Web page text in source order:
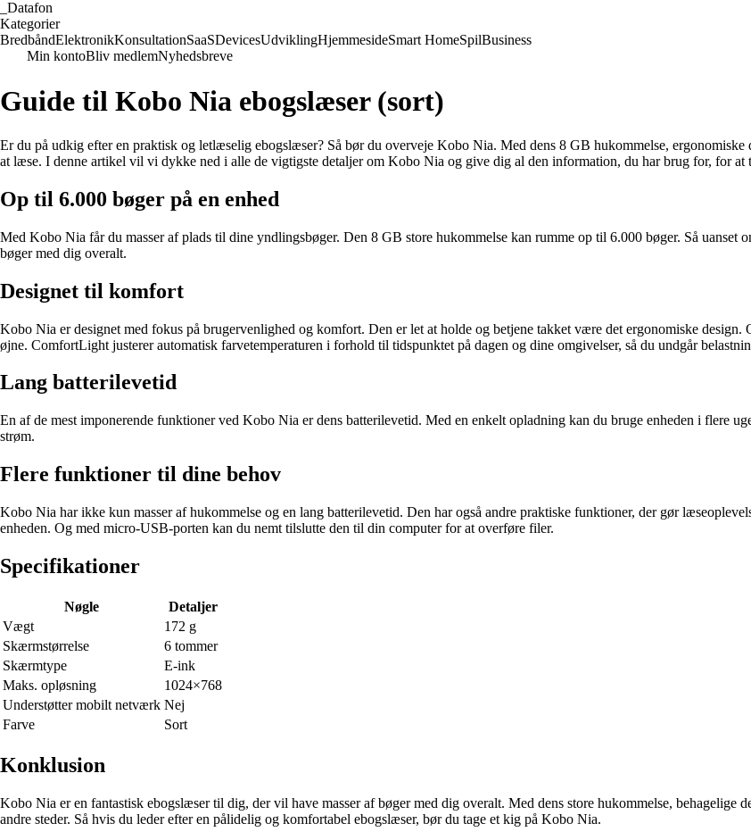
Datafon
Kategorier
BredbåndElektronikKonsultationSaaSDevicesUdviklingHjemmesideSmart HomeSpilBusiness
Min kontoBliv medlemNyhedsbreve
Guide til Kobo Nia ebogslæser (sort)
Er du på udkig efter en praktisk og letlæselig ebogslæser? Så bør du overveje Kobo Nia. Med dens 8 GB hukommelse,
at læse. I denne artikel vil vi dykke ned i alle de vigtigste detaljer om Kobo Nia og give dig al den information, du har brug for, for
Op til 6.000 bøger på en enhed
Med Kobo Nia får du masser af plads til dine yndlingsbøger. Den 8 GB store hukommelse kan rumme op til 6.000 bøger. Så uanset
bøger med dig overalt.
Designet til komfort
Kobo Nia er designet med fokus på brugervenlighed og komfort. Den er let at holde og betjene takket være det ergonomiske
øjne. ComfortLight justerer automatisk farvetemperaturen i forhold til tidspunktet på dagen og dine omgivelser, så du undgår
Lang batterilevetid
En af de mest imponerende funktioner ved Kobo Nia er dens batterilevetid. Med en enkelt opladning kan du bruge enheden i flere
strøm.
Flere funktioner til dine behov
Kobo Nia har ikke kun masser af hukommelse og en lang batterilevetid. Den har også andre praktiske funktioner, der gør
enheden. Og med micro-USB-porten kan du nemt tilslutte den til din computer for at overføre filer.
Specifikationer
Nøgle
Detaljer
Vægt
172 g
Skærmstørrelse
6 tommer
Skærmtype
E-ink
Maks. opløsning
1024×768
Understøtter mobilt netværk Nej
Farve
Sort
Konklusion
Kobo Nia er en fantastisk ebogslæser til dig, der vil have masser af bøger med dig overalt. Med dens store hukommelse, behagelige
andre steder. Så hvis du leder efter en pålidelig og komfortabel ebogslæser, bør du tage et kig på Kobo Nia.